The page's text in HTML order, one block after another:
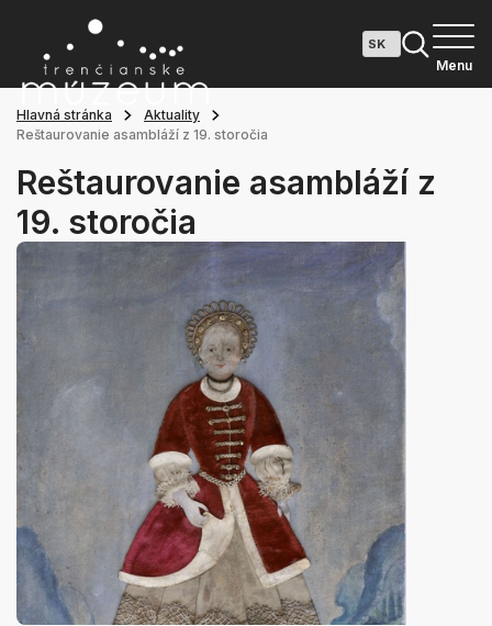
Menu
Hlavná stránka
Aktuality
Reštaurovanie asambláží z 19. storočia
Reštaurovanie asambláží z
19. storočia